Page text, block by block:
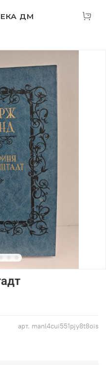
ДМ
арт. manl4cui551pjy8t8ois